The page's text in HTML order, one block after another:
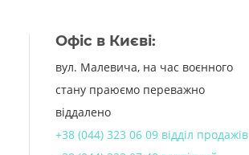
Офіс в Києві:
вул. Малевича, на час воєнного
стану праюємо переважно
віддалено
+38 (044) 323 06 09 відділ продажів